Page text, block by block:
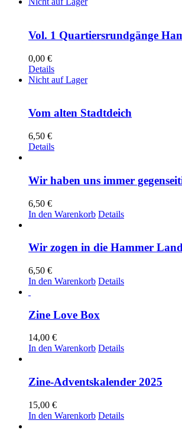
Vol. 1 Quartiersrundgänge
0,00 €
Details
Nicht auf Lager
Vom alten Stadtdeich
6,50 €
Details
Wir haben uns immer
6,50 €
In den Warenkorb Details
Wir zogen in die Hammer
6,50 €
In den Warenkorb Details
Zine Love Box
14,00 €
In den Warenkorb Details
Zine-Adventskalender 2025
15,00 €
In den Warenkorb Details